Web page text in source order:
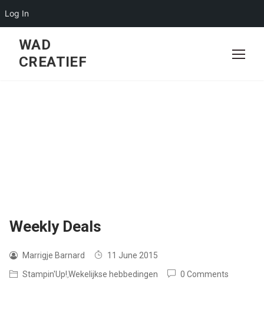
Log In
content
WAD
CREATIEF
Weekly Deals
Marrigje Barnard
11 June 2015
Stampin'Up!Wekelijkse hebbedingen 0 Comments